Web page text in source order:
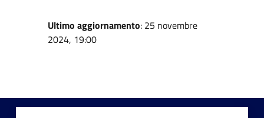
Ultimo aggiornamento: 25 novembre
2024, 19:00